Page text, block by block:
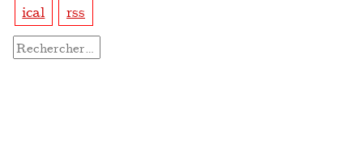
ical rss
Rechercher :